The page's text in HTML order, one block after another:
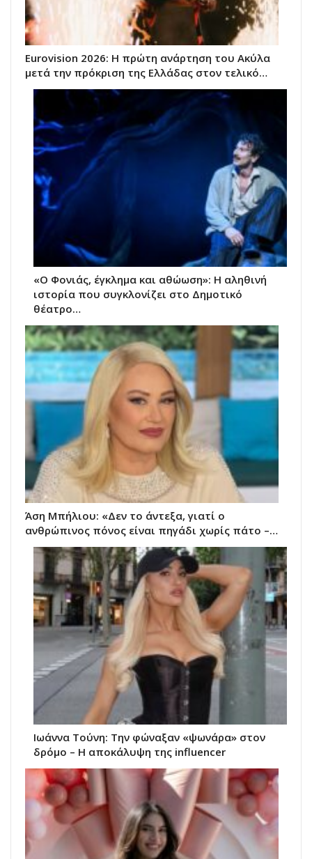
Eurovision 2026: Η πρώτη ανάρτηση του Ακύλα
μετά την πρόκριση της Ελλάδας στον τελικό…
«Ο Φονιάς, έγκλημα και αθώωση»: Η αληθινή
ιστορία που συγκλονίζει στο Δημοτικό
θέατρο…
Άση Μπήλιου: «Δεν το άντεξα, γιατί ο
ανθρώπινος πόνος είναι πηγάδι χωρίς πάτο –…
Ιωάννα Τούνη: Την φώναξαν «ψωνάρα» στον
δρόμο – Η αποκάλυψη της influencer